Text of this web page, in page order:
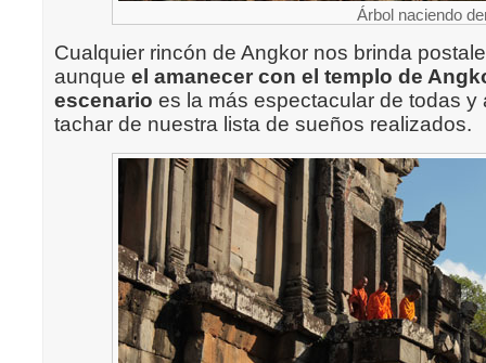
Árbol naciendo
Cualquier rincón de Angkor nos brinda
aunque el amanecer con el templo de
escenario es la más espectacular de todas y
tachar de nuestra lista de sueños realizados.